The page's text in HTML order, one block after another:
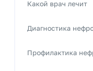
Какой врач лечит
Диагностика
Профилактика